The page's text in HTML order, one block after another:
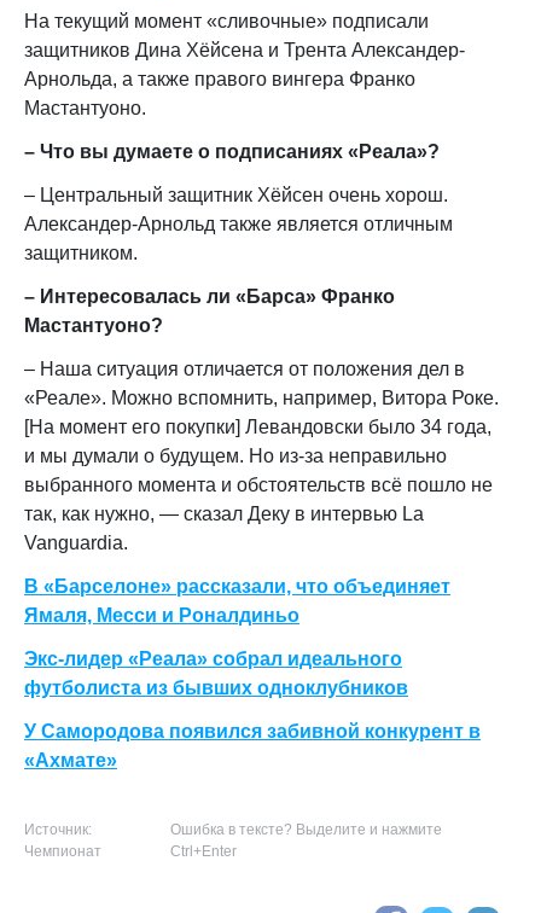
На текущий момент «сливочные» подписали
защитников Дина Хёйсена и Трента Александер-
Арнольда, а также правого вингера Франко
Мастантуоно.
– Что вы думаете о подписаниях «Реала»?
– Центральный защитник Хёйсен очень хорош.
Александер-Арнольд также является отличным
защитником.
– Интересовалась ли «Барса» Франко
Мастантуоно?
– Наша ситуация отличается от положения дел в
«Реале». Можно вспомнить, например, Витора Роке.
[На момент его покупки] Левандовски было 34 года,
и мы думали о будущем. Но из-за неправильно
выбранного момента и обстоятельств всё пошло не
так, как нужно, — сказал Деку в интервью La
Vanguardia.
В «Барселоне» рассказали, что объединяет
Ямаля, Месси и Роналдиньо
Экс-лидер «Реала» собрал идеального
футболиста из бывших одноклубников
У Самородова появился забивной конкурент в
«Ахмате»
Источник:
Чемпионат
Ошибка в тексте? Выделите и нажмите
Ctrl+Enter